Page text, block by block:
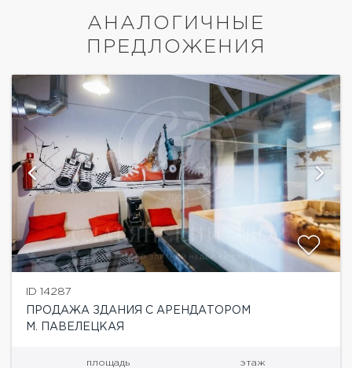
АНАЛОГИЧНЫЕ
ПРЕДЛОЖЕНИЯ
ID 14287
ПРОДАЖА ЗДАНИЯ С АРЕНДАТОРОМ
М. ПАВЕЛЕЦКАЯ
площадь этаж